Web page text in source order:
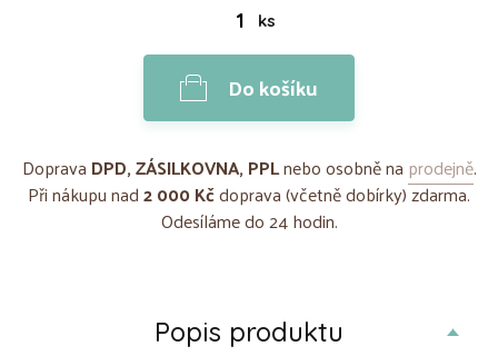
ks
Do košíku
Doprava DPD, ZÁSILKOVNA, PPLnebo osobně na prodejně.
Při nákupu nad2 000 Kčdoprava (včetně dobírky) zdarma.
Odesíláme do 24 hodin.
Popis produktu